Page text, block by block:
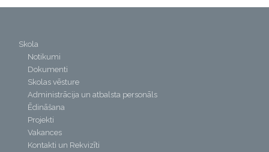
Skola
Notikumi
Dokumenti
Skolas vēsture
Administrācija un atbalsta personāls
Ēdināšana
Projekti
Vakances
Kontakti un Rekvizīti